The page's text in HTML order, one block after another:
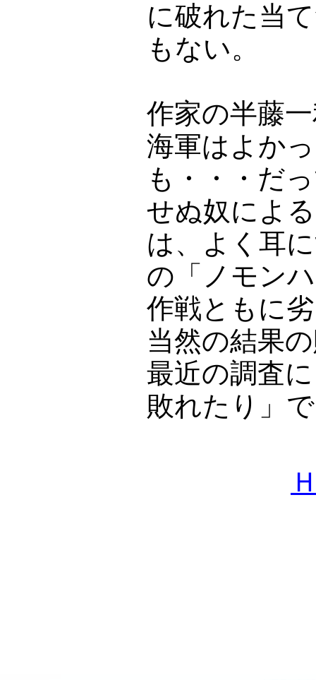
に破れた当
もない。
作家の半藤
海軍はよか
も・・・だ
せぬ奴によ
は、よく耳
の「ノモン
作戦ともに
当然の結果
最近の調査
敗れたり」